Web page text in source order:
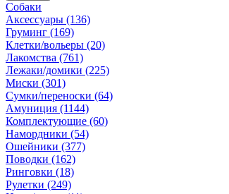
Собаки
Аксессуары (136)
Груминг (169)
Клетки/вольеры (20)
Лакомства (761)
Лежаки/домики (225)
Миски (301)
Сумки/переноски (64)
Амуниция (1144)
Комплектующие (60)
Намордники (54)
Ошейники (377)
Поводки (162)
Ринговки (18)
Рулетки (249)